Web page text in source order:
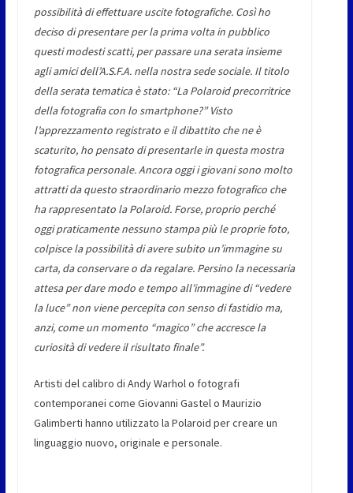
possibilità di effettuare uscite fotografiche. Così ho
deciso di presentare per la prima volta in pubblico
questi modesti scatti, per passare una serata insieme
agli amici dell’A.S.F.A. nella nostra sede sociale. Il titolo
della serata tematica è stato: “La Polaroid precorritrice
della fotografia con lo smartphone?” Visto
l’apprezzamento registrato e il dibattito che ne è
scaturito, ho pensato di presentarle in questa mostra
fotografica personale. Ancora oggi i giovani sono molto
attratti da questo straordinario mezzo fotografico che
ha rappresentato la Polaroid. Forse, proprio perché
oggi praticamente nessuno stampa più le proprie foto,
colpisce la possibilità di avere subito un’immagine su
carta, da conservare o da regalare. Persino la necessaria
attesa per dare modo e tempo all’immagine di “vedere
la luce” non viene percepita con senso di fastidio ma,
anzi, come un momento “magico” che accresce la
curiosità di vedere il risultato finale”.
Artisti del calibro di Andy Warhol o fotografi
contemporanei come Giovanni Gastel o Maurizio
Galimberti hanno utilizzato la Polaroid per creare un
linguaggio nuovo, originale e personale.